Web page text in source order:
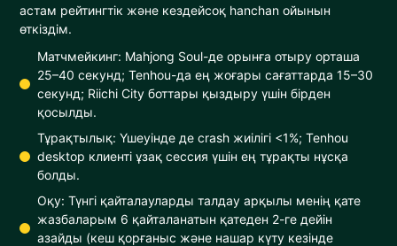
астам рейтингтік және кездейсоқ hanchan ойынын
өткіздім.
Матчмейкинг: Mahjong Soul-де орынға отыру орташа
25–40 секунд; Tenhou-да ең жоғары сағаттарда 15–30
секунд; Riichi City боттары қыздыру үшін бірден
қосылды.
Тұрақтылық: Үшеуінде де crash жиілігі <1%; Tenhou
desktop клиенті ұзақ сессия үшін ең тұрақты нұсқа
болды.
Оқу: Түнгі қайталауларды талдау арқылы менің қате
жазбаларым 6 қайталанатын қатеден 2-ге дейін
азайды (кеш қорғаныс және нашар күту кезінде